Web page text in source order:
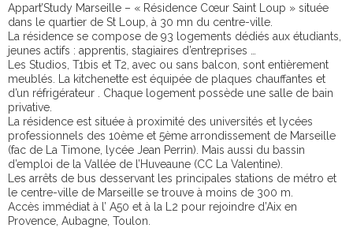
Appart’Study Marseille – « Résidence Cœur Saint Loup » située
dans le quartier de St Loup, à 30 mn du centre-ville.
La résidence se compose de 93 logements dédiés aux étudiants,
jeunes actifs : apprentis, stagiaires d’entreprises …
Les Studios, T1bis et T2, avec ou sans balcon, sont entièrement
meublés. La kitchenette est équipée de plaques chauffantes et
d’un réfrigérateur . Chaque logement possède une salle de bain
privative.
La résidence est située à proximité des universités et lycées
professionnels des 10ème et 5ème arrondissement de Marseille
(fac de La Timone, lycée Jean Perrin). Mais aussi du bassin
d’emploi de la Vallée de l’Huveaune (CC La Valentine).
Les arrêts de bus desservant les principales stations de métro et
le centre-ville de Marseille se trouve à moins de 300 m.
Accès immédiat à l’ A50 et à la L2 pour rejoindre d’Aix en
Provence, Aubagne, Toulon.